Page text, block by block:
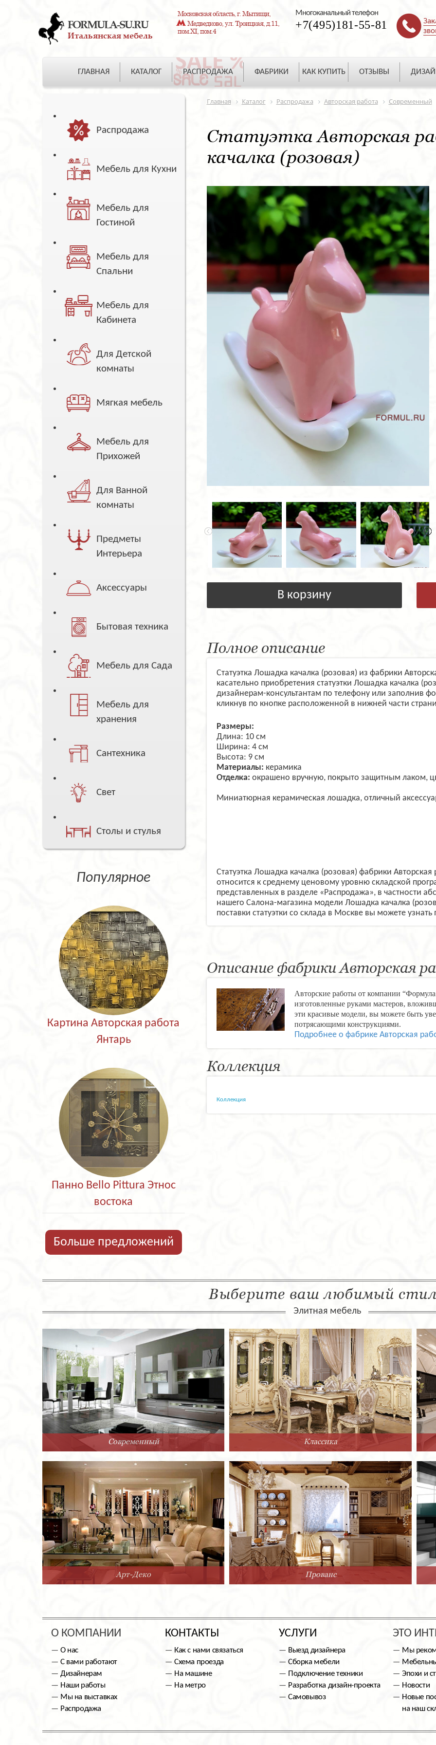
FORMULA-SU.RU
Итальянская мебель
Московская область, г. Мытищи,
Медведково, ул. Троицкая, д.11,
пом.XI, пом.4
Многоканальный телефон
+7(495)181-55-81
ГЛАВНАЯ КАТАЛОГ РАСПРОДАЖА ФАБРИКИ КАК КУПИТЬ ОТЗЫВЫ
Распродажа
Мебель для Кухни
Мебель для
Гостиной
Мебель для
Спальни
Мебель для
Кабинета
Для Детской
комнаты
Мягкая мебель
Мебель для
Прихожей
Для Ванной
комнаты
Предметы
Интерьера
Аксессуары
Бытовая техника
Мебель для Сада
Мебель для
хранения
Сантехника
Свет
Столы и стулья
Популярное
Картина Авторская работа
Янтарь
Панно Bello Pittura Этнос
востока
Больше предложений
Главная Каталог Распродажа Авторская работа Современный
Статуэтка Авторская
качалка (розовая)
В корзину
Полное описание
Статуэтка Лошадка качалка (розовая) из фабрики
касательно приобретения статуэтки Лошадка качалка
дизайнерам-консультантам по телефону или заполнив
кликнув по кнопке расположенной в нижней части
Размеры:
Длина: 10 см
Ширина: 4 см
Высота: 9 см
Материалы: керамика
Отделка: окрашено вручную, покрыто защитным лаком,
Миниатюрная керамическая лошадка, отличный
Статуэтка Лошадка качалка (розовая) фабрики
относится к среднему ценовому уровню складской
представленных в разделе «Распродажа», в частности
нашего Салона-магазина модели Лошадка качалка
поставки статуэтки со склада в Москве вы можете
Описание фабрики Авторская
Авторские работы от компании
изготовленные руками мастеров,
эти красивые модели, вы можете быть
потрясающими конструкциями.
Подробнее о фабрике Авторская
Коллекция
Коллекция
Выберите ваш любимый
Элитная мебель
Современный Классика
Арт-Деко Прованс
О КОМПАНИИ
О нас
С вами работают
Дизайнерам
Наши работы
Мы на выставках
Распродажа
КОНТАКТЫ
Как с нами связаться
Схема проезда
На машине
На метро
УСЛУГИ
Выезд дизайнера
Сборка мебели
Подключение техники
Разработка дизайн-проекта
Самовывоз
ЭТО
Мы
Эпохи и
Новости
Новые
на наш